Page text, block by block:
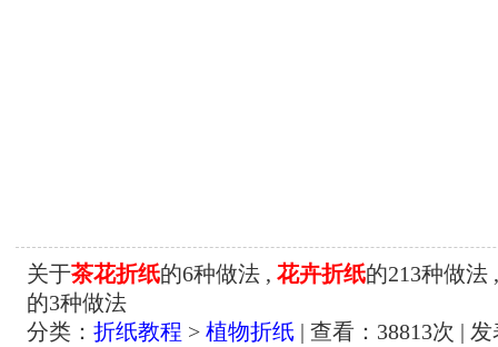
关于茶花折纸的6种做法 , 花卉折纸的213种做法
的3种做法
分类： 折纸教程 > 植物折纸 | 查看： 38813次 | 发